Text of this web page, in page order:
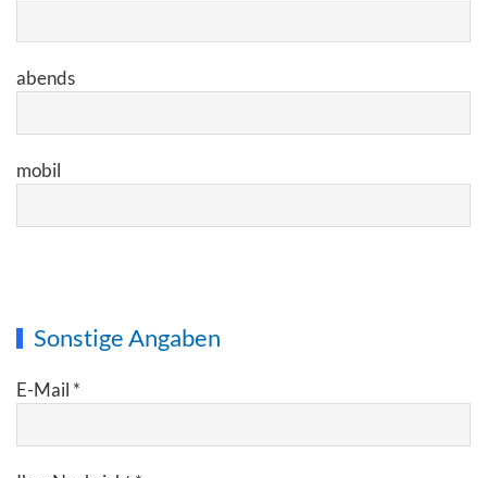
abends
mobil
FeldSonstige Angaben
E-Mail *